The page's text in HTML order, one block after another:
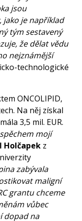
jsou
jako je například
tým sestavený
že dělat vědu
nejznámější
technologické
ONCOLIPID,
Na něj získal
3,5 mil. EUR.
mojí
Holčapek z
zabývala
maligní
grantu chceme
vůbec
dopad na